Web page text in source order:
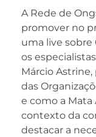
A Rede de
promover no
uma live sobre
os
Márcio
das
e como a
contexto da
destacar a